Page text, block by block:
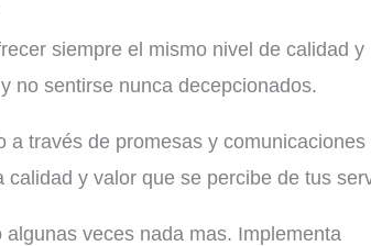
siempre el mismo nivel de calidad y
no sentirse nunca decepcionados.
través de promesas y comunicaciones
y valor que se percibe de tus
veces nada mas. Implementa